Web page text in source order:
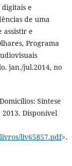
digitais e
de uma
assistir e
Programa
jan./jul.2014, no
Síntese
2013. Disponível
liv65857.pdf>.